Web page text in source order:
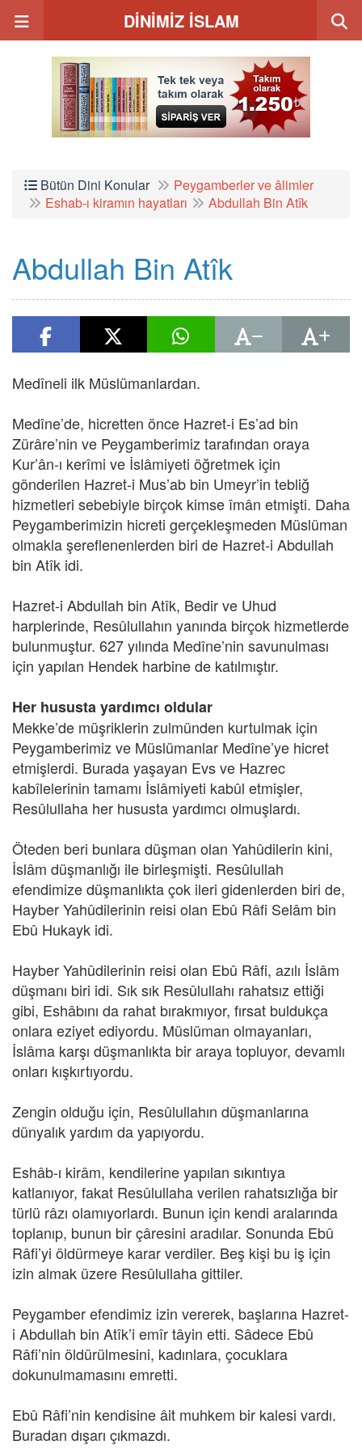
DİNİMİZ İSLAM
Bütün Dini Konular
Peygamberler ve âlimler
Eshab-ı kiramın hayatları
Abdullah Bin Atîk
Abdullah Bin Atîk
Medîneli ilk Müslümanlardan.
Medîne’de, hicretten önce Hazret-i Es’ad bin
Zürâre’nin ve Peygamberimiz tarafından oraya
Kur’ân-ı kerîmi ve İslâmiyeti öğretmek için
gönderilen Hazret-i Mus’ab bin Umeyr’in tebliğ
hizmetleri sebebiyle birçok kimse îmân etmişti. Daha
Peygamberimizin hicreti gerçekleşmeden Müslüman
olmakla şereflenenlerden biri de Hazret-i Abdullah
bin Atîk idi.
Hazret-i Abdullah bin Atîk, Bedir ve Uhud
harplerinde, Resûlullahın yanında birçok hizmetlerde
bulunmuştur. 627 yılında Medîne’nin savunulması
için yapılan Hendek harbine de katılmıştır.
Her hususta yardımcı oldular
Mekke’de müşriklerin zulmünden kurtulmak için
Peygamberimiz ve Müslümanlar Medîne’ye hicret
etmişlerdi. Burada yaşayan Evs ve Hazrec
kabîlelerinin tamamı İslâmiyeti kabûl etmişler,
Resûlullaha her hususta yardımcı olmuşlardı.
Öteden beri bunlara düşman olan Yahûdilerin kini,
İslâm düşmanlığı ile birleşmişti. Resûlullah
efendimize düşmanlıkta çok ileri gidenlerden biri de,
Hayber Yahûdilerinin reisi olan Ebû Râfi Selâm bin
Ebû Hukayk idi.
Hayber Yahûdilerinin reisi olan Ebû Râfi, azılı İslâm
düşmanı biri idi. Sık sık Resûlullahı rahatsız ettiği
gibi, Eshâbını da rahat bırakmıyor, fırsat buldukça
onlara eziyet ediyordu. Müslüman olmayanları,
İslâma karşı düşmanlıkta bir araya topluyor, devamlı
onları kışkırtıyordu.
Zengin olduğu için, Resûlullahın düşmanlarına
dünyalık yardım da yapıyordu.
Eshâb-ı kirâm, kendilerine yapılan sıkıntıya
katlanıyor, fakat Resûlullaha verilen rahatsızlığa bir
türlü râzı olamıyorlardı. Bunun için kendi aralarında
toplanıp, bunun bir çâresini aradılar. Sonunda Ebû
Râfi’yi öldürmeye karar verdiler. Beş kişi bu iş için
izin almak üzere Resûlullaha gittiler.
Peygamber efendimiz izin vererek, başlarına Hazret-
i Abdullah bin Atîk’i emîr tâyin etti. Sâdece Ebû
Râfi’nin öldürülmesini, kadınlara, çocuklara
dokunulmamasını emretti.
Ebû Râfi’nin kendisine âit muhkem bir kalesi vardı.
Buradan dışarı çıkmazdı.